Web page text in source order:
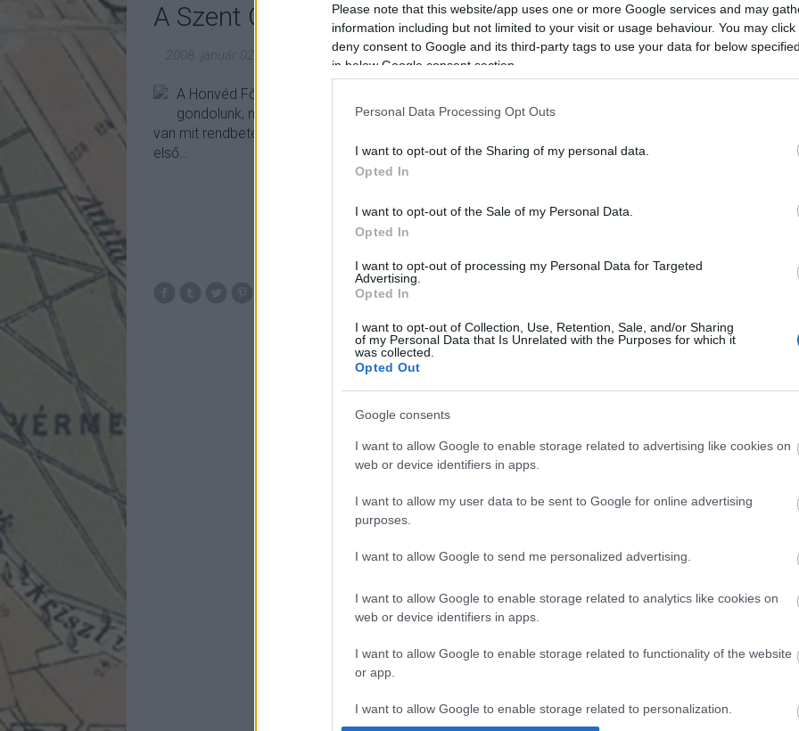
Please note that this website/app uses one or more Google services and may
information including but not limited to your visit or usage behaviour. You may
deny consent to Google and its third-party tags to use your data for below
in below Google consent section.
Personal Data Processing Opt Outs
I want to opt-out of the Sharing of my personal data.
Opted In
I want to opt-out of the Sale of my Personal Data.
Opted In
I want to opt-out of processing my Personal Data for Targeted
Advertising.
Opted In
I want to opt-out of Collection, Use, Retention, Sale, and/or Sharing
of my Personal Data that Is Unrelated with the Purposes for which it
was collected.
Opted Out
Google consents
I want to allow Google to enable storage related to advertising like cookies on
web or device identifiers in apps.
I want to allow my user data to be sent to Google for online advertising
purposes.
I want to allow Google to send me personalized advertising.
I want to allow Google to enable storage related to analytics like cookies on
web or device identifiers in apps.
I want to allow Google to enable storage related to functionality of the website
or app.
I want to allow Google to enable storage related to personalization.
A Szent György tér rendezése a Várban
2008. január 02. fovarosi.blog.hu
A Honvéd Főparancsnokság épülete 1900 előtt. Forrás A budai Várra általában úgy
gondolunk, mint az ország egyik legreprezentatívabb, legrendezettebb területére. Ám itt is
van mit rendbetenni, átépíteni. Ha a turista a 16-os busszal érkezik a várnegyedbe, az egyik
első…
is
A
A
A
A
A